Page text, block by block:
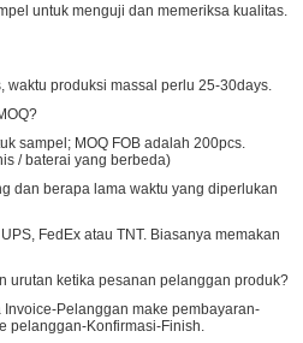
untuk menguji dan memeriksa kualitas.
waktu produksi massal perlu 25-30days.
sampel; MOQ FOB adalah 200pcs.
/ baterai yang berbeda)
dan berapa lama waktu yang diperlukan
FedEx atau TNT. Biasanya memakan
urutan ketika pesanan pelanggan produk?
Pelanggan make pembayaran-
pelanggan-Konfirmasi-Finish.